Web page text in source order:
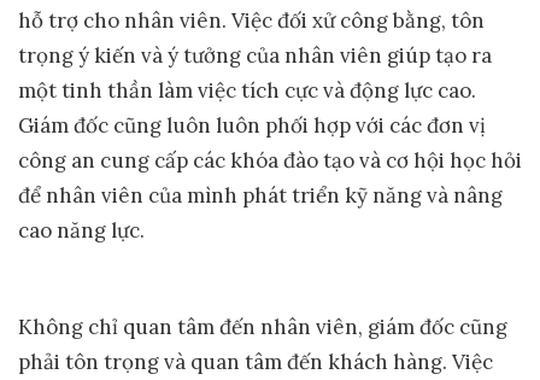
hỗ trợ cho nhân viên. Việc đối xử công bằng, tôn
trọng ý kiến và ý tưởng của nhân viên giúp tạo ra
một tinh thần làm việc tích cực và động lực cao.
Giám đốc cũng luôn luôn phối hợp với các đơn vị
công an cung cấp các khóa đào tạo và cơ hội học hỏi
để nhân viên của mình phát triển kỹ năng và nâng
cao năng lực.
Không chỉ quan tâm đến nhân viên, giám đốc cũng
phải tôn trọng và quan tâm đến khách hàng. Việc